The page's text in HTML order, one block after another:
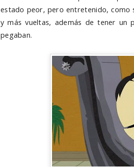
estado peor, pero entretenido, como
y más vueltas, además de tener un
pegaban.